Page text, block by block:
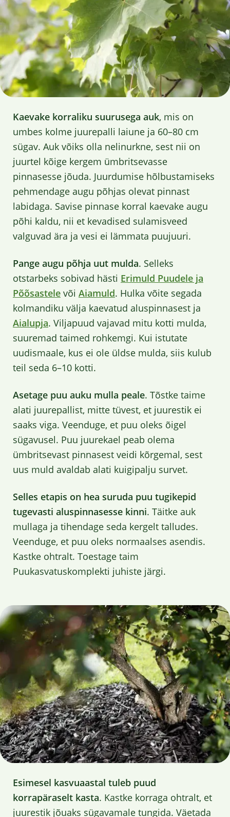
Kaevake korraliku suurusega auk, mis on
umbes kolme juurepalli laiune ja 60–80 cm
sügav. Auk võiks olla nelinurkne, sest nii on
juurtel kõige kergem ümbritsevasse
pinnasesse jõuda. Juurdumise hõlbustamiseks
pehmendage augu põhjas olevat pinnast
labidaga. Savise pinnase korral kaevake augu
põhi kaldu, nii et kevadised sulamisveed
valguvad ära ja vesi ei lämmata puujuuri.
Pange augu põhja uut mulda. Selleks
otstarbeks sobivad hästi Erimuld Puudele ja
Põõsastele või Aiamuld. Hulka võite segada
kolmandiku välja kaevatud aluspinnasest ja
Aialupja. Viljapuud vajavad mitu kotti mulda,
suuremad taimed rohkemgi. Kui istutate
uudismaale, kus ei ole üldse mulda, siis kulub
teil seda 6–10 kotti.
Asetage puu auku mulla peale. Tõstke taime
alati juurepallist, mitte tüvest, et juurestik ei
saaks viga. Veenduge, et puu oleks õigel
sügavusel. Puu juurekael peab olema
ümbritsevast pinnasest veidi kõrgemal, sest
uus muld avaldab alati kuigipalju survet.
Selles etapis on hea suruda puu tugikepid
tugevasti aluspinnasesse kinni. Täitke auk
mullaga ja tihendage seda kergelt talludes.
Veenduge, et puu oleks normaalses asendis.
Kastke ohtralt. Toestage taim
Puukasvatuskomplekti juhiste järgi.
Esimesel kasvuaastal tuleb puud
korrapäraselt kasta. Kastke korraga ohtralt, et
juurestik jõuaks sügavamale tungida. Väetada